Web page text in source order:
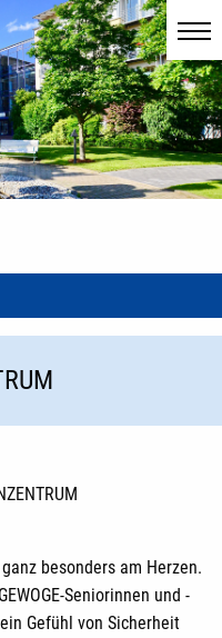
besonders am Herzen.
Seniorinnen und -
Gefühl von Sicherheit